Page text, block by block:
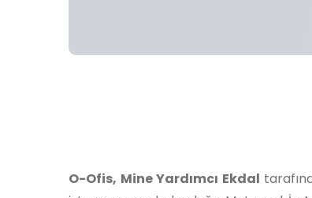
O-Ofis, Mine Yardımcı Ekdal